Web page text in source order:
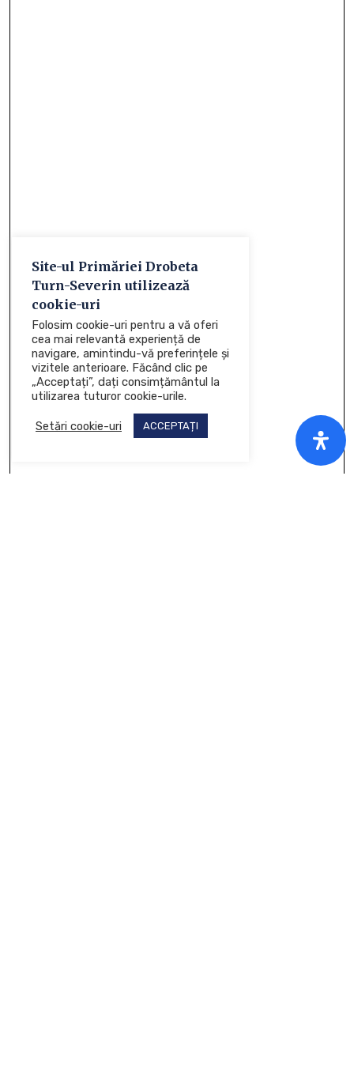
Site-ul Primăriei Drobeta
Turn-Severin utilizează
cookie-uri
Folosim cookie-uri pentru a vă oferi
cea mai relevantă experiență de
navigare, amintindu-vă preferințele și
vizitele anterioare. Făcând clic pe
„Acceptați”, dați consimțământul la
utilizarea tuturor cookie-urile.
Setări cookie-uri ACCEPTAȚI